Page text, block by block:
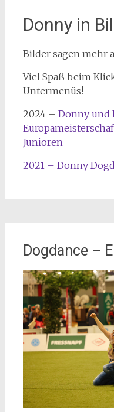
Donny in
Bilder sagen mehr
Viel Spaß beim
Untermenüs!
2024 – Donny und
Junioren
2021 – Donny
Dogdance –